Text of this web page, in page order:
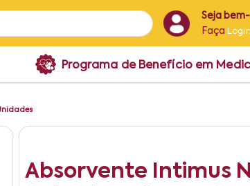
Seja
Faça Login
Programa de Benefício em
Absorvente Intimus